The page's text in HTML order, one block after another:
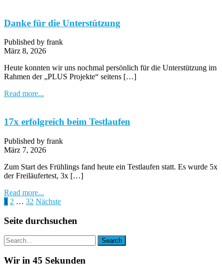
Danke für die Unterstützung
Published by frank
März 8, 2026
Heute konnten wir uns nochmal persönlich für die Unterstützung im
Rahmen der „PLUS Projekte“ seitens […]
Read more...
17x erfolgreich beim Testlaufen
Published by frank
März 7, 2026
Zum Start des Frühlings fand heute ein Testlaufen statt. Es wurde 5x
der Freiläufertest, 3x […]
Read more...
Seitennummerierung
der
1 2 … 32 Nächste
Seite durchsuchen
Wir in 45 Sekunden